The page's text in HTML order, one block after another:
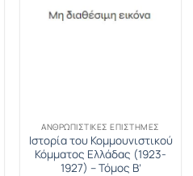
ΑΝΘΡΩΠΙΣΤΙΚΈΣ ΕΠΙΣΤΉΜΕΣ
Ιστορία του Κομμουνιστικού
Κόμματος Ελλάδας (1923-
1927) – Τόμος Β’